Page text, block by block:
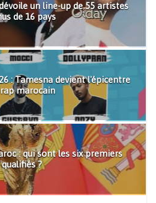
un line-up de 55 artistes
de 16 pays
: Tamesna devient l'épicentre
marocain
: qui sont les six premiers
qualifiés ?